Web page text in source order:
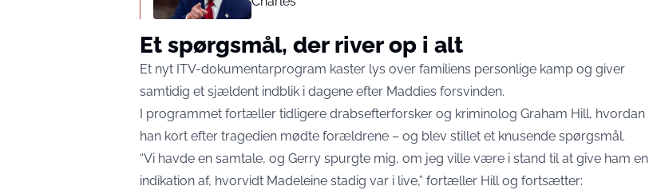
Et spørgsmål, der river op i alt
Et nyt ITV-dokumentarprogram kaster lys over familiens personlige kamp og giver
samtidig et sjældent indblik i dagene efter Maddies forsvinden.
I programmet fortæller tidligere drabsefterforsker og kriminolog Graham Hill, hvordan
han kort efter tragedien mødte forældrene – og blev stillet et knusende spørgsmål.
“Vi havde en samtale, og Gerry spurgte mig, om jeg ville være i stand til at give ham en
indikation af, hvorvidt Madeleine stadig var i live,” fortæller Hill og fortsætter: